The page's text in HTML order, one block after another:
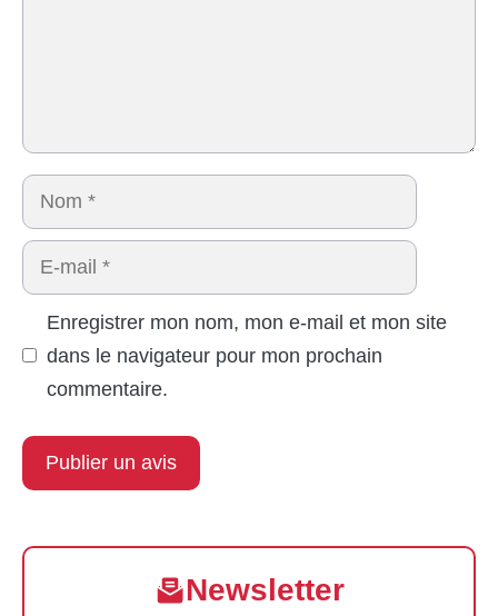
Nom
E-
mail
Enregistrer mon nom, mon e-mail et mon site
dans le navigateur pour mon prochain
commentaire.
Newsletter